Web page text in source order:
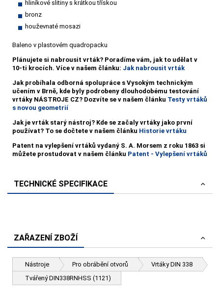
hliníkové slitiny s krátkou třískou
bronz
houževnaté mosazi
Baleno v plastovém quadropacku
Plánujete si nabrousit vrták? Poradíme vám, jak to udělat v
10-ti krocích. Více v našem článku: Jak nabrousit vrták
Jak probíhala odborná spolupráce s Vysokým technickým
učením v Brně, kde byly podrobeny dlouhodobému testování
vrtáky NÁSTROJE CZ? Dozvíte se v našem článku Testy vrtáků
s novou geometrií
Jak je vrták starý nástroj? Kde se začaly vrtáky jako první
používat? To se dočtete v našem článku Historie vrtáku
Patent na vylepšení vrtáků vydaný S. A. Morsem z roku 1863 si
můžete prostudovat v našem článku Patent - Vylepšení vrtáků
TECHNICKÉ SPECIFIKACE
ZAŘAZENÍ ZBOŽÍ
Nástroje Pro obrábění otvorů
Vrtáky DIN 338
Tvářený DIN338RNHSS (1121)